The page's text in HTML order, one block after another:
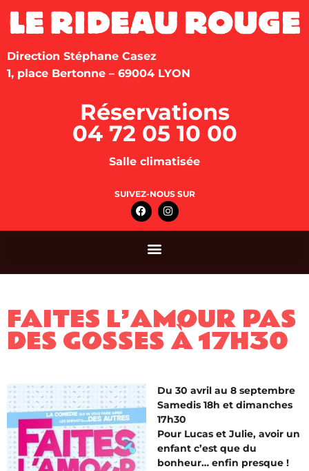
Direction Stéphane Casez
1, place Bertonne – 69004 LYON
Réservations
04 72 05 10 00
Salle climatisée
SUIVEZ-NOUS SUR
FAITES L’AMOUR PAS
DES GOSSES À 17H30
Du 30 avril au 8 septembre
Samedis 18h et dimanches
17h30
Pour Lucas et Julie, avoir un
enfant c’est que du
bonheur… enfin presque !